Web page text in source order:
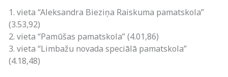
1. vieta “Aleksandra Bieziņa Raiskuma pamatskola”
(3.53,92)
2. vieta “Pamūšas pamatskola” (4.01,86)
3. vieta “Limbažu novada speciālā pamatskola”
(4.18,48)